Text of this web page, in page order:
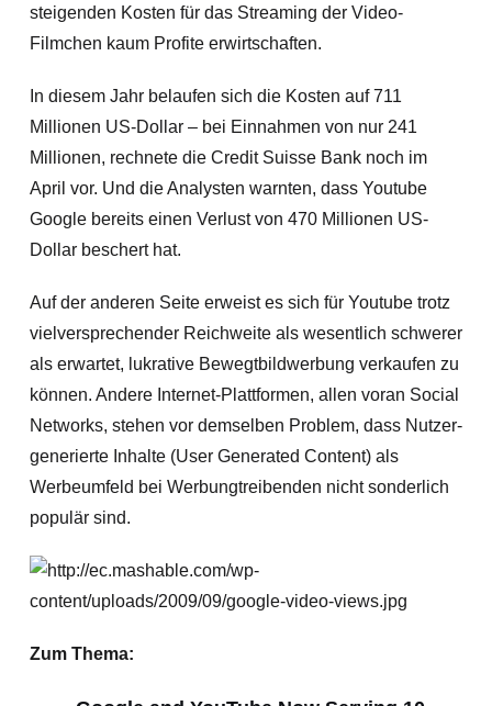
steigenden Kosten für das Streaming der Video-
Filmchen kaum Profite erwirtschaften.
In diesem Jahr belaufen sich die Kosten auf 711
Millionen US-Dollar – bei Einnahmen von nur 241
Millionen, rechnete die Credit Suisse Bank noch im
April vor. Und die Analysten warnten, dass Youtube
Google bereits einen Verlust von 470 Millionen US-
Dollar beschert hat.
Auf der anderen Seite erweist es sich für Youtube trotz
vielversprechender Reichweite als wesentlich schwerer
als erwartet, lukrative Bewegtbildwerbung verkaufen zu
können. Andere Internet-Plattformen, allen voran Social
Networks, stehen vor demselben Problem, dass Nutzer-
generierte Inhalte (User Generated Content) als
Werbeumfeld bei Werbungtreibenden nicht sonderlich
populär sind.
Zum Thema: